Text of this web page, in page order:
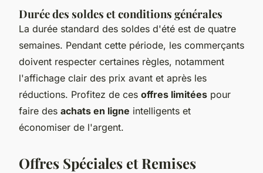
Durée des soldes et conditions générales
La durée standard des soldes d'été est de quatre
semaines. Pendant cette période, les commerçants
doivent respecter certaines règles, notamment
l'affichage clair des prix avant et après les
réductions. Profitez de ces offres limitées pour
faire des achats en ligne intelligents et
économiser de l'argent.
Offres Spéciales et Remises